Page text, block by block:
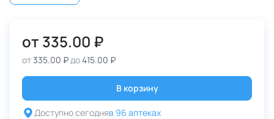
от 335.00 ₽
от335.00 ₽до415.00 ₽
В корзину
Доступно сегодняв 96 аптеках